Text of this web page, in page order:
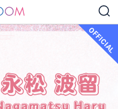
OFFICIAL